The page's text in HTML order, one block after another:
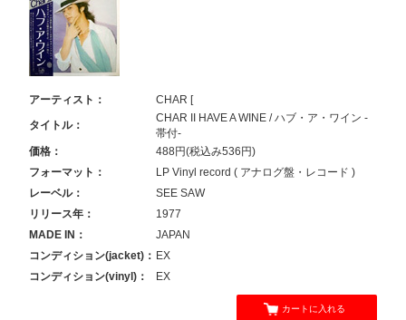
アーティスト：
CHAR [
タイトル：
CHAR II HAVE A WINE / ハブ・ア・ワイン -
帯付-
価格：
488円(税込み536円)
フォーマット：
LP Vinyl record ( アナログ盤・レコード )
レーベル：
SEE SAW
リリース年：
1977
MADE IN：
JAPAN
コンディション(jacket)： EX
コンディション(vinyl)：
EX
カートに入れる